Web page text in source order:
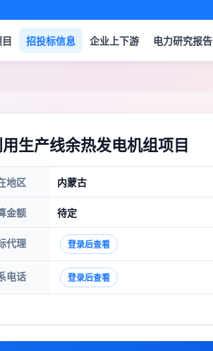
招投标信息 企业上下游 电力研究报告
生产线余热发电机组项目
地区 内蒙古
金额 待定
代理 登录后查看
电话 登录后查看